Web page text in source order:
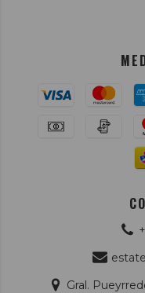
Gral.